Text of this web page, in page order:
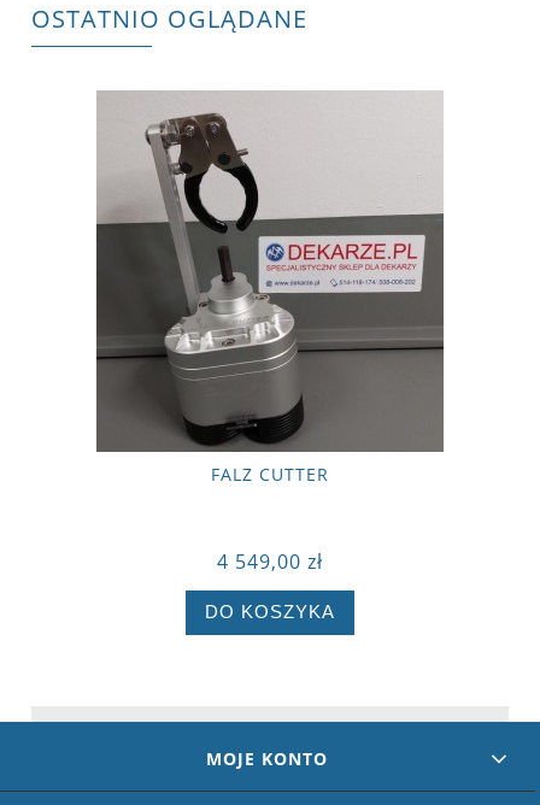
OSTATNIO OGLĄDANE
FALZ CUTTER
4 549,00 zł
DO KOSZYKA
MOJE KONTO